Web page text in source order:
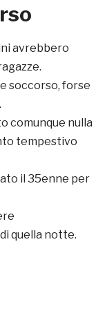
avrebbero
soccorso, forse
comunque nulla
tempestivo
il 35enne per
quella notte.